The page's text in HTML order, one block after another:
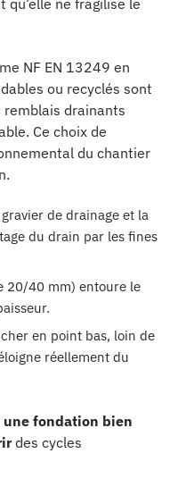
qu’elle ne fragilise le
NF EN 13249 en
ou recyclés sont
drainants
Ce choix de
du chantier
de drainage et la
du drain par les fines
20/40 mm) entoure le
en point bas, loin de
réellement du
une fondation bien
des cycles